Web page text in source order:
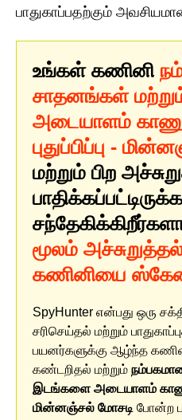
பாதுகாப்பதற்கும்
உங்கள் கணினி
சாதனங்கள்
அடையாளம் காணும்
புதுப்பிப்பு -
மற்றும் பிற
மூலம்
கணினியை
SpyHunter என்பது ஒரு
சரிசெய்தல் மற்றும்
பயனர்களுக்கு ஆழ்ந்த கணினி
கண்டறிதல் மற்றும்
இடங்களை அடையாளம் காணும்
மின்னஞ்சல் மோசடி போன்ற